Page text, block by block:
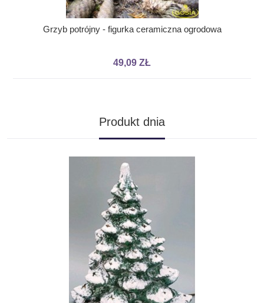
Grzyb potrójny - figurka ceramiczna ogrodowa
49,09 ZŁ
Produkt dnia